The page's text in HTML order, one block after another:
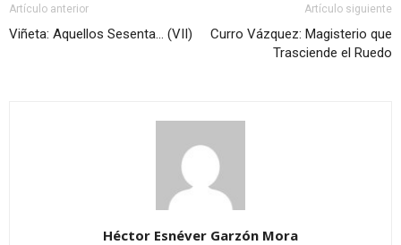
Artículo anterior
Viñeta: Aquellos Sesenta… (VII)
Artículo siguiente
Curro Vázquez: Magisterio que
Trasciende el Ruedo
Héctor Esnéver Garzón Mora